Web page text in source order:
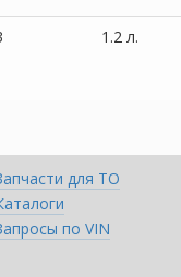
1.2 л.
для ТО
по VIN